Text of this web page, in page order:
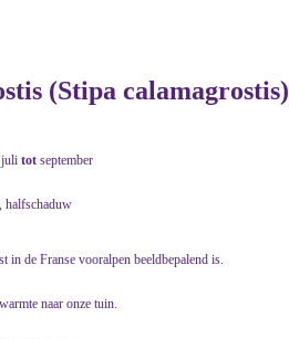
(Stipa calamagrostis)
juli tot september
halfschaduw
in de Franse vooralpen beeldbepalend is.
naar onze tuin.